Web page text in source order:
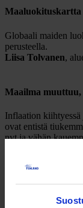
Globaali maiden
perusteella.
Liisa Tolvanen,
Maailma muuttuu,
Inflaation kiihtyessä
ovat entistä
nyt ja vähän
Kysymyksiä ja
Tilaisuuden